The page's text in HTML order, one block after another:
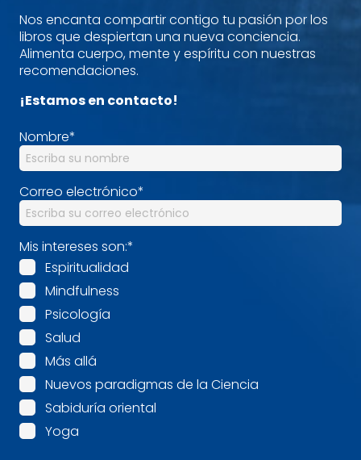
Nos encanta compartir contigo tu pasión por los
libros que despiertan una nueva conciencia.
Alimenta cuerpo, mente y espíritu con nuestras
recomendaciones.
¡Estamos en contacto!
Nombre*
Correo electrónico*
Mis intereses son:*
Espiritualidad
Mindfulness
Psicología
Salud
Más allá
Nuevos paradigmas de la Ciencia
Sabiduría oriental
Yoga